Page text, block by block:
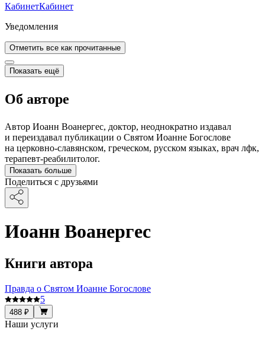
КабинетКабинет
Уведомления
Отметить все как прочитанные
Показать ещё
Об авторе
Автор Иоанн Воанергес, доктор, неоднократно издавал
и переиздавал публикации о Святом Иоанне Богослове
на церковно-славянском, греческом, русском языках, врач лфк,
терапевт-реабилитолог.
Показать больше
Поделиться с друзьями
Иоанн Воанергес
Книги автора
Правда о Святом Иоанне Богослове
5
488 ₽
Наши услуги